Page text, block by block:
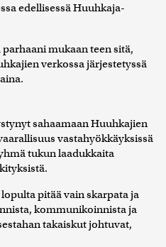
edellisessä Huuhkaja-
mukaan teen sitä,
verkossa järjestetyssä
sahaamaan Huuhkajien
vastahyökkäyksissä
tukun laadukkaita
pitää vain skarpata ja
kommunikoinnista ja
takaiskut johtuvat,